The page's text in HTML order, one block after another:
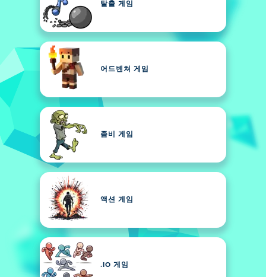
탈출 게임
어드벤쳐 게임
좀비 게임
액션 게임
.IO 게임